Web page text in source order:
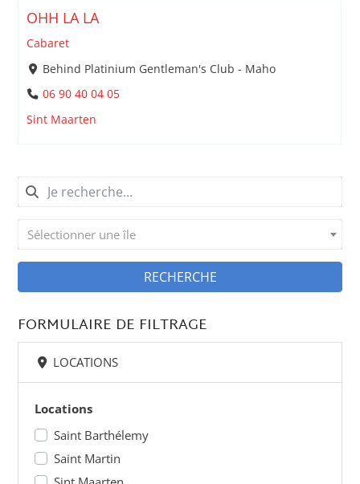
OHH LA LA
Cabaret
Behind Platinium Gentleman's Club - Maho
06 90 40 04 05
Sint Maarten
Sélectionner une île
RECHERCHE
FORMULAIRE DE FILTRAGE
LOCATIONS
Locations
Saint Barthélemy
Saint Martin